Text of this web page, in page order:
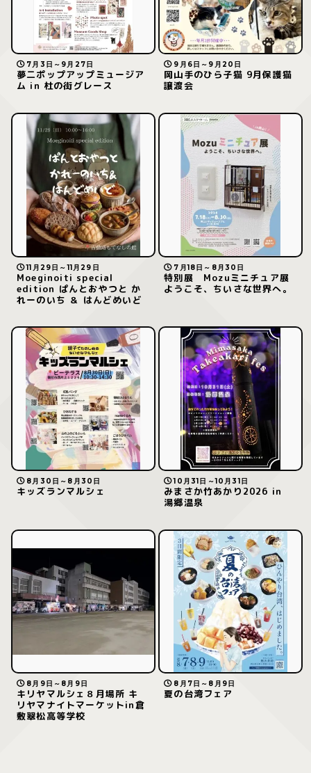
7月3日～9月27日
夢二ポップアップミュージア
ム in 杜の街グレース
9月6日～9月20日
岡山手のひら子猫 9月保護猫
譲渡会
11月29日～11月29日
Moeginoiti special
edition ぱんとおやつと か
れーのいち ＆ はんどめいど
7月18日～8月30日
特別展 Mozuミニチュア展
ようこそ、ちいさな世界へ。
8月30日～8月30日
キッズランマルシェ
10月31日～10月31日
みまさか竹あかり2026 in
湯郷温泉
8月9日～8月9日
キリヤマルシェ８月場所 キ
リヤマナイトマーケットin倉
敷翠松高等学校
8月7日～8月9日
夏の台湾フェア